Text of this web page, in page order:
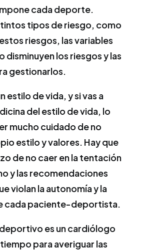
cada deporte.
tipos de riesgo, como
riesgos, las variables
disminuyen los riesgos y las
gestionarlos.
estilo de vida, y si vas a
del estilo de vida, lo
mucho cuidado de no
estilo y valores. Hay que
de no caer en la tentación
y las recomendaciones
violan la autonomía y la
cada paciente-deportista.
es un cardiólogo
para averiguar las